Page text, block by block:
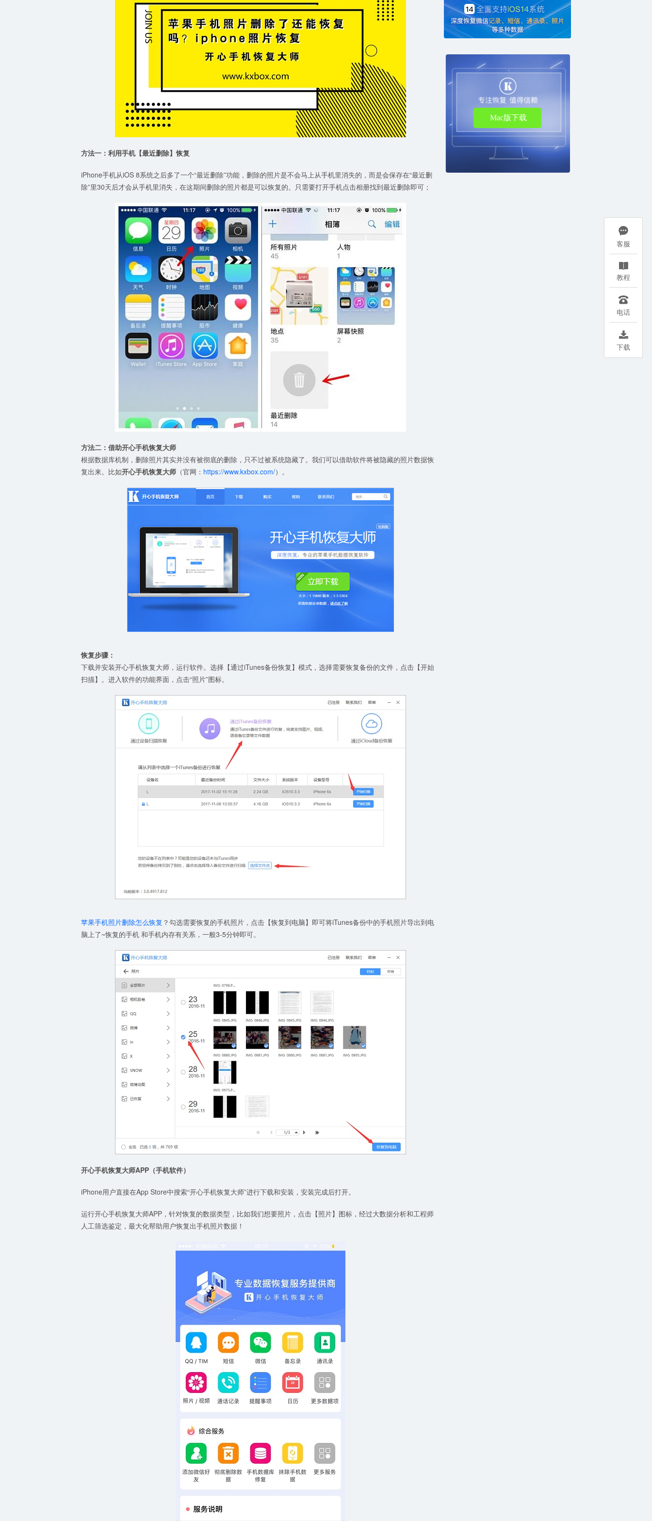
方法一：利用手机【最近删除】恢复
iPhone手机从iOS 8系统之后多了一个“最近删除”功能，删除的照片是不会马上从手机里消失的，而是会保存在“最近删
除”里30天后才会从手机里消失，在这期间删除的照片都是可以恢复的。只需要打开手机点击相册找到最近删除即可；
方法二：借助开心手机恢复大师
根据数据库机制，删除照片其实并没有被彻底的删除，只不过被系统隐藏了。我们可以借助软件将被隐藏的照片数据恢
复出来。比如开心手机恢复大师 （官网： https://www.kxbox.com/）。
恢复步骤：
下载并安装开心手机恢复大师，运行软件。选择【通过iTunes备份恢复】模式，选择需要恢复备份的文件，点击【开始
扫描】。进入软件的功能界面，点击“照片”图标。
苹果手机照片删除怎么恢复 ？勾选需要恢复的手机照片，点击【恢复到电脑】即可将iTunes备份中的手机照片导出到电
脑上了~恢复的手机 和手机内存有关系，一般3-5分钟即可。
开心手机恢复大师APP（手机软件）
iPhone用户直接在App Store中搜索“开心手机恢复大师”进行下载和安装，安装完成后打开。
运行开心手机恢复大师APP，针对恢复的数据类型，比如我们想要照片，点击【照片】图标，经过大数据分析和工程师
人工筛选鉴定，最大化帮助用户恢复出手机照片数据！
Mac版下载

客服

教程

电话

下载